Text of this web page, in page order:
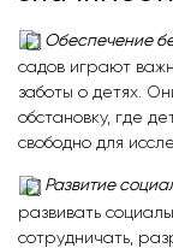
Обеспечение
садов играют
заботы о детях.
обстановку, где
свободно для
Развитие
развивать
сотрудничать,